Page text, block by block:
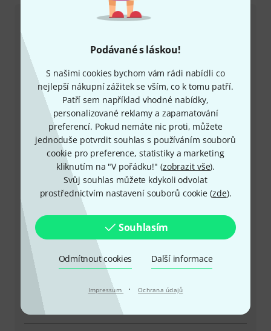
Podávané s láskou!
S našimi cookies bychom vám rádi nabídli co
nejlepší nákupní zážitek se vším, co k tomu patří.
Patří sem například vhodné nabídky,
personalizované reklamy a zapamatování
preferencí. Pokud nemáte nic proti, můžete
jednoduše potvrdit souhlas s používáním souborů
cookie pro preference, statistiky a marketing
kliknutím na "V pořádku!" (zobrazit vše).
Svůj souhlas můžete kdykoli odvolat
prostřednictvím nastavení souborů cookie (zde).
Souhlasím
Odmítnout cookies Další informace
Impressum · Ochrana údajů
Zákaznický servis - Česko
+49-9546-9223-649
Máte-li jakýkoli dotaz nebo problém, kolegové ze
zákaznického centra jsou vždy připraveni pomoci
Mějte připraveno zákaznické číslo
Provozní doba (CEST - Středoevropský
letní čas)
Zařídit zpětné volání
Více možností kontaktu